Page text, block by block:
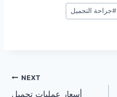
#جراحة التجميل
NEXT
أسعار عمليات تجميل